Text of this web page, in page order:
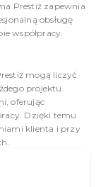
Prestiż zapewnia
obsługę
współpracy.
mogą liczyć
projektu.
oferując
Dzięki temu
klienta i przy